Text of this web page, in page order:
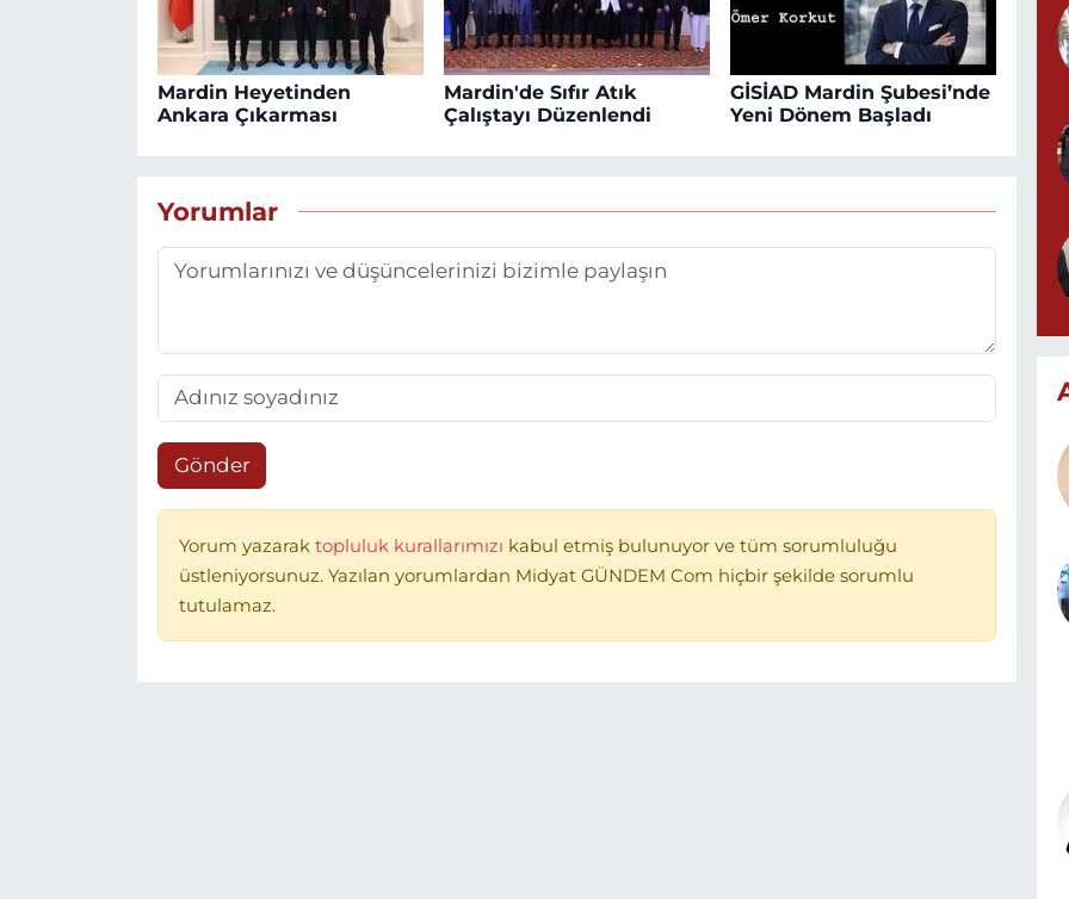
Mardin Heyetinden
Ankara Çıkarması
Mardin'de Sıfır Atık
Çalıştayı Düzenlendi
GİSİAD Mardin Şubesi’nde
Yeni Dönem Başladı
Yorumlar
Gönder
Yorum yazarak topluluk kurallarımızı kabul etmiş bulunuyor ve tüm sorumluluğu
üstleniyorsunuz. Yazılan yorumlardan Midyat GÜNDEM Com hiçbir şekilde sorumlu
tutulamaz.